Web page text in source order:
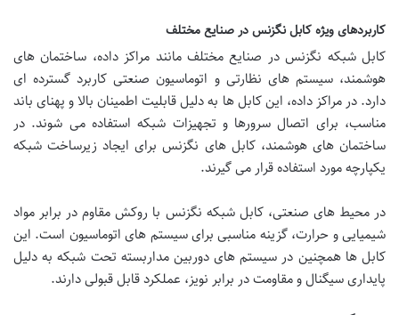
کاربردهای ویژه کابل نگزنس در صنایع مختلف
کابل شبکه نگزنس در صنایع مختلف مانند مراکز داده، ساختمان های
هوشمند، سیستم های نظارتی و اتوماسیون صنعتی کاربرد گسترده ای
دارد. در مراکز داده، این کابل ها به دلیل قابلیت اطمینان بالا و پهنای باند
مناسب، برای اتصال سرورها و تجهیزات شبکه استفاده می شوند. در
ساختمان های هوشمند، کابل های نگزنس برای ایجاد زیرساخت شبکه
یکپارچه مورد استفاده قرار می گیرند.
در محیط های صنعتی، کابل شبکه نگزنس با روکش مقاوم در برابر مواد
شیمیایی و حرارت، گزینه مناسبی برای سیستم های اتوماسیون است. این
کابل ها همچنین در سیستم های دوربین مداربسته تحت شبکه به دلیل
پایداری سیگنال و مقاومت در برابر نویز، عملکرد قابل قبولی دارند.